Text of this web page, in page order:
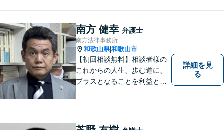
南方 健幸 弁護士
南方法律事務所
和歌山県|和歌山市
【初回相談無料】相談者様の
これからの人生、歩む道に、
プラスとなることを利益と考
はもちろん、関西・関東から
ご相談いただくこともありま
詳細を見
る